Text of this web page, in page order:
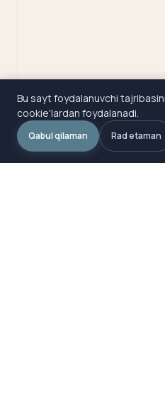
Bu sayt foydalanuvchi
cookie'lardan foydalanadi.
Qabul qilaman Rad etaman